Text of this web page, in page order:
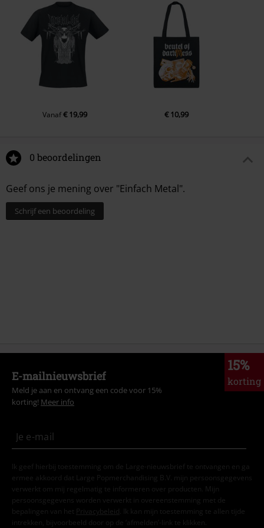
Ireland
EUAR@ie.ia-net.com
Vanaf€ 19,99 € 10,99
0 beoordelingen
Geef ons je mening over "Einfach Metal".
Schrijf een beoordeling
15%
korting
E-mailnieuwsbrief
Meld je aan en ontvang een code voor 15%
korting! Meer info
Ik geef hierbij toestemming om de Large-nieuwsbrief te ontvangen en ga
ermee akkoord dat Large Popmerchandising B.V. mijn persoonsgegevens
verwerkt om mij regelmatig te informeren over producten. Mijn
persoonsgegevens worden verwerkt in overeenstemming met de
bepalingen van het
Privacybeleid . Ik kan mijn toestemming te allen tijde
intrekken, bijvoorbeeld door op de ‘afmelden’-link te klikken.